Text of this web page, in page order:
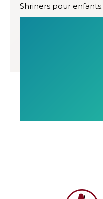
Shriners pour enfants.